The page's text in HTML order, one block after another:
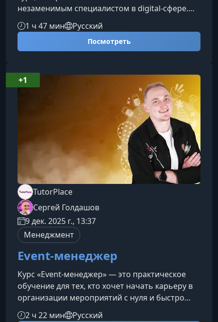
незаменимым специалистом в digital‑сфере.
Вы научитесь выстраивать эффективные
процессы, работать с рекламодателями,
управлять контент‑планированием и
Начинающим специалистам, которые хотят
войти в сферу influencer‑маркетинга.
Помощникам блогеров, желающим вырасти до
менеджера. Маркетологам и SMM‑спе
1 ч 47 мин Русский
Посмотреть
TutorPlace
Сергей Голдашов
9 дек. 2025 г., 13:37
Менеджмент
Event-менеджер
Курс «Event-менеджер» — это практическое
обучение для тех, кто хочет начать карьеру в
организации мероприятий с нуля и быстро
выйти на профессиональный уровень. Вы
2 ч 22 мин Русский
+1